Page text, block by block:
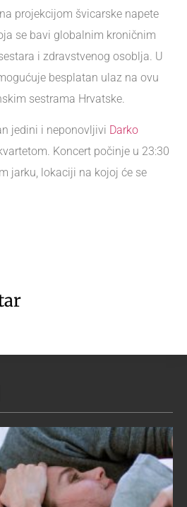
projekcijom švicarske napete
se bavi globalnim kroničnim
i zdravstvenog osoblja. U
besplatan ulaz na ovu
sestrama Hrvatske.
jedini i neponovljivi Darko
Koncert počinje u 23:30
jarku, lokaciji na kojoj će se